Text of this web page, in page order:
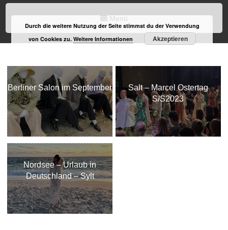
Menü
Berliner Salon im September
Salt – Marcel Ostertag
S/S2023
Nordsee – Urlaub in
Deutschland – Sylt
Durch die weitere Nutzung der Seite stimmst du der Verwendung
von Cookies zu.Weitere Informationen Akzeptieren